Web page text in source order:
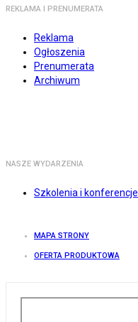
REKLAMA I PRENUMERATA
Reklama
Ogłoszenia
Prenumerata
Archiwum
NASZE WYDARZENIA
Szkolenia i konferencje
MAPA STRONY
OFERTA PRODUKTOWA